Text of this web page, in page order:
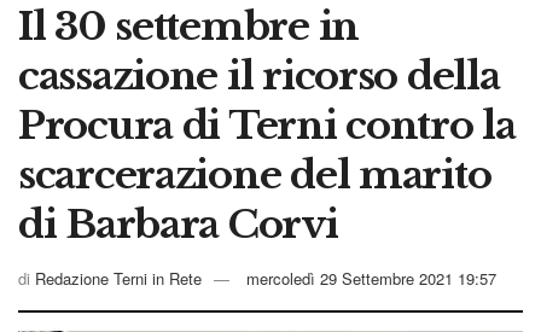
Il 30 settembre in
cassazione il ricorso della
Procura di Terni contro la
scarcerazione del marito
di Barbara Corvi
di Redazione Terni in Rete mercoledì 29 Settembre 2021 19:57